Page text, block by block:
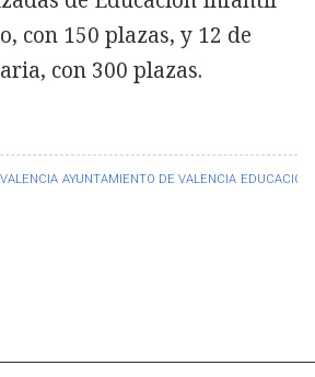
VALENCIA AYUNTAMIENTO DE VALENCIA EDUCACIÓN
con 150 plazas, y 12 de
con 300 plazas.